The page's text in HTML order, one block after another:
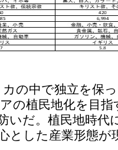
の中で独立を保
の植民地化を目
いだ。植民地時代
とした産業形態が